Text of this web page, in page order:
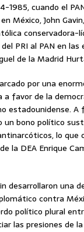
1985, cuando el
México, John
conservadora-
PRI al PAN en
de la Madrid
por una
a favor de la
estadounidense. A
un bono político
lo que
la DEA Enrique
desarrollaron una
contra
político plural
las presiones de la